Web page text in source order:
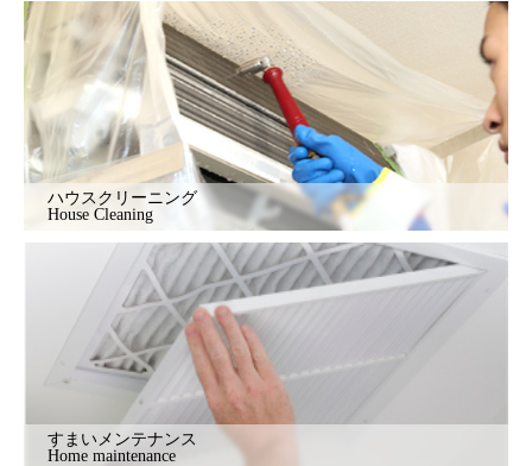
ハウスクリーニング
House Cleaning
すまいメンテナンス
Home maintenance